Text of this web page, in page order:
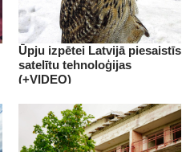
Ūpju izpētei Latvijā piesaistīs
satelītu tehnoloģijas
(+VIDEO)